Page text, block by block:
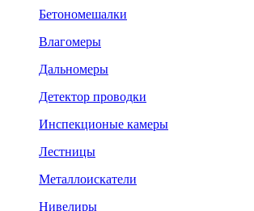
Бетономешалки
Влагомеры
Дальномеры
Детектор проводки
Инспекционые камеры
Лестницы
Металлоискатели
Нивелиры